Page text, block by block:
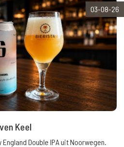
03-08-26
Keel
Double IPA uit Noorwegen.